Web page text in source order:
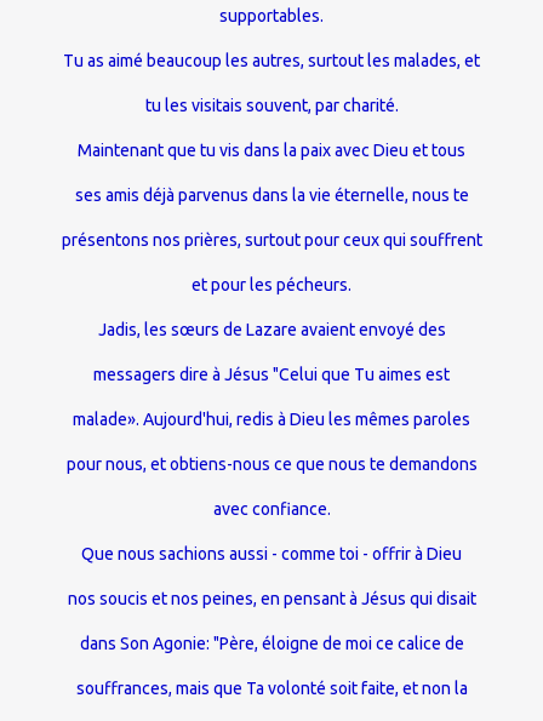
supportables.
Tu as aimé beaucoup les autres, surtout les malades, et
tu les visitais souvent, par charité.
Maintenant que tu vis dans la paix avec Dieu et tous
ses amis déjà parvenus dans la vie éternelle, nous te
présentons nos prières, surtout pour ceux qui souffrent
et pour les pécheurs.
Jadis, les sœurs de Lazare avaient envoyé des
messagers dire à Jésus "Celui que Tu aimes est
malade». Aujourd'hui, redis à Dieu les mêmes paroles
pour nous, et obtiens-nous ce que nous te demandons
avec confiance.
Que nous sachions aussi - comme toi - offrir à Dieu
nos soucis et nos peines, en pensant à Jésus qui disait
dans Son Agonie: "Père, éloigne de moi ce calice de
souffrances, mais que Ta volonté soit faite, et non la